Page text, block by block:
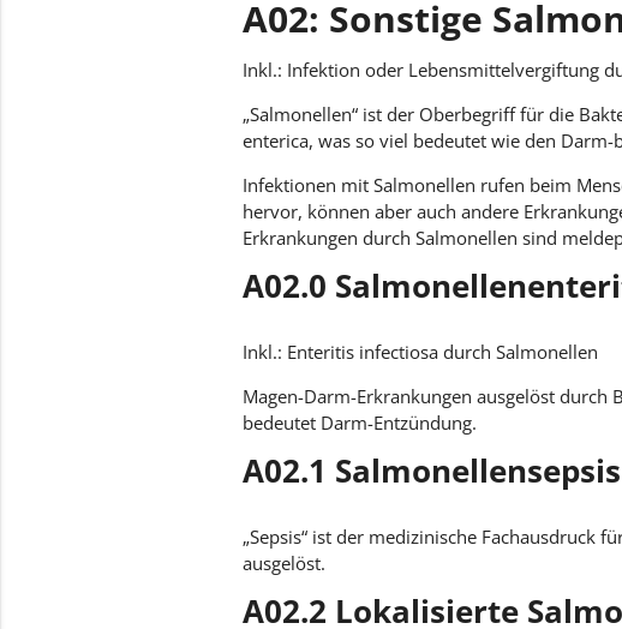
A02: Sonstige
Inkl.: Infektion oder Lebensmittelvergiftung
„Salmonellen“ ist der Oberbegriff für die
enterica, was so viel bedeutet wie den Darm-
Infektionen mit Salmonellen rufen beim
hervor, können aber auch andere
Erkrankungen durch Salmonellen sind
A02.0
Inkl.: Enteritis infectiosa durch Salmonellen
Magen-Darm-Erkrankungen ausgelöst durch
bedeutet Darm-Entzündung.
A02.1 Salmonellensepsis
„Sepsis“ ist der medizinische Fachausdruck
ausgelöst.
A02.2 Lokalisierte